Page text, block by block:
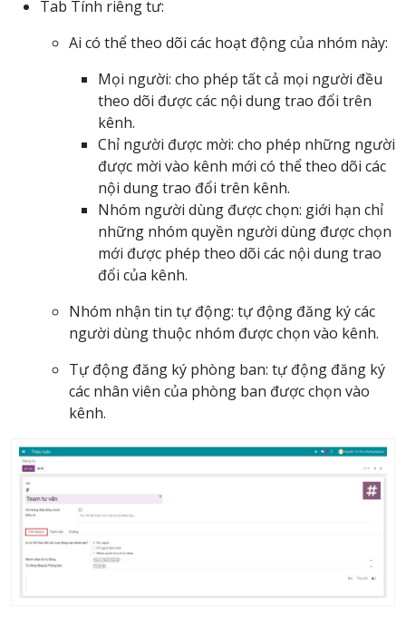
Tab Tính riêng tư:
Ai có thể theo dõi các hoạt động của nhóm này:
Mọi người: cho phép tất cả mọi người đều
theo dõi được các nội dung trao đổi trên
kênh.
Chỉ người được mời: cho phép những người
được mời vào kênh mới có thể theo dõi các
nội dung trao đổi trên kênh.
Nhóm người dùng được chọn: giới hạn chỉ
những nhóm quyền người dùng được chọn
mới được phép theo dõi các nội dung trao
đổi của kênh.
Nhóm nhận tin tự động: tự động đăng ký các
người dùng thuộc nhóm được chọn vào kênh.
Tự động đăng ký phòng ban: tự động đăng ký
các nhân viên của phòng ban được chọn vào
kênh.